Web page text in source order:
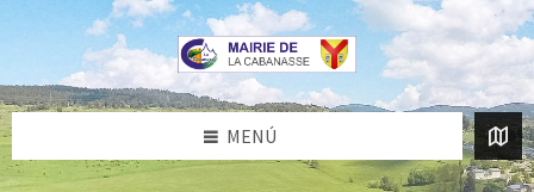
Saltar
Saltar
página
MENÚ